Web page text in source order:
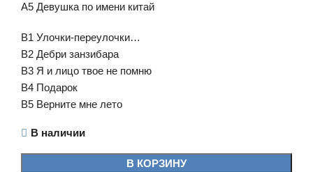
A5 Девушка по имени китай
B1 Улочки-переулочки…
B2 Дебри занзибара
B3 Я и лицо твое не помню
B4 Подарок
B5 Верните мне лето
В наличии
В КОРЗИНУ